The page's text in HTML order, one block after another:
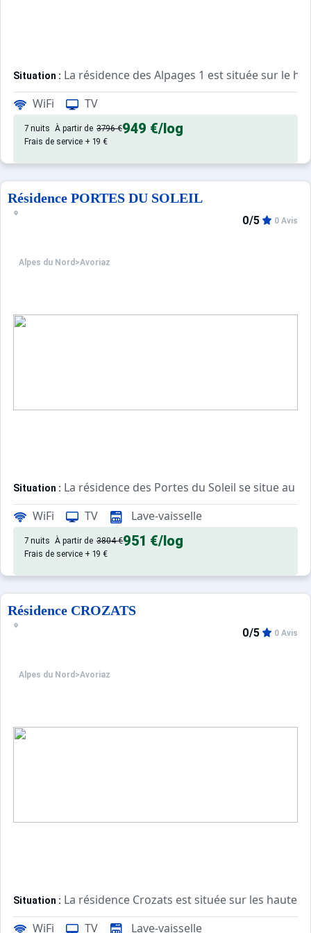
Situation : La résidence des Alpages 1 est située sur le
Proche de l'entrée de la station et des commerces
Toutes commodités proche de la résidence
Départ et retour Skis aux Pieds
WiFi TV
7 nuits À partir de 3796 €949 €/log
Frais de service + 19 €
Résidence PORTES DU SOLEIL
Alpes du Nord >Avoriaz
0/5 0 Avis
Situation : La résidence des Portes du Soleil se situe au
La résidence offre un cadre propice aux vacanciers
Les commerces aux pieds de la résidence sont
Le domaine skiable peut être facilement rejoint par
Confortable et agréable, ce
WiFi TV Lave-vaisselle
7 nuits À partir de 3804 €951 €/log
Frais de service + 19 €
Résidence CROZATS
Alpes du Nord >Avoriaz
0/5 0 Avis
Situation : La résidence Crozats est située sur les
La résidence surplombe toute la station et profite
WiFi TV Lave-vaisselle